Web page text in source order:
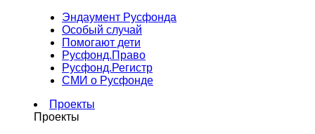
Эндаумент Русфонда
Особый случай
Помогают дети
Русфонд.Право
Русфонд.Регистр
СМИ о Русфонде
Проекты
Проекты